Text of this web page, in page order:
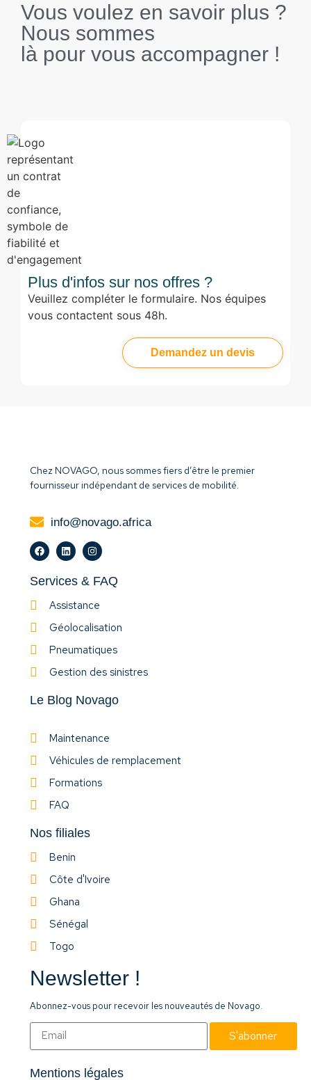
Vous voulez en savoir plus ?
Nous sommes
là pour vous accompagner !
Plus d'infos sur nos offres ?
Veuillez compléter le formulaire. Nos équipes
vous contactent sous 48h.
Demandez un devis
Chez NOVAGO, nous sommes fiers d’être le premier
fournisseur indépendant de services de mobilité.
info@novago.africa
Services & FAQ
Assistance
Géolocalisation
Pneumatiques
Gestion des sinistres
Le Blog Novago
Maintenance
Véhicules de remplacement
Formations
FAQ
Nos filiales
Benin
Côte d'Ivoire
Ghana
Sénégal
Togo
Newsletter !
Abonnez-vous pour recevoir les nouveautés de Novago.
S'abonner
Mentions légales